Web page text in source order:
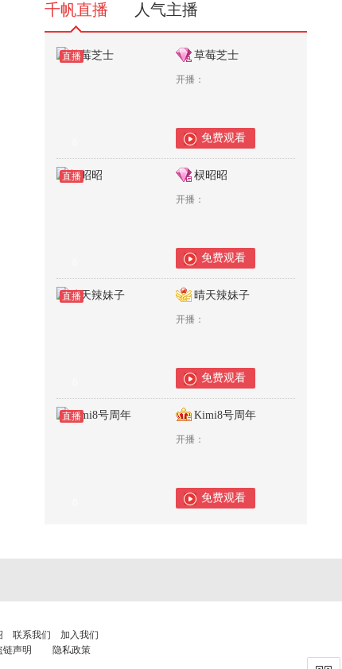
千帆直播 人气主播
直播 草莓芝士
开播：
免费观看
直播 棂昭昭
开播：
免费观看
直播 晴天辣妹子
开播：
免费观看
直播 Kimi8号周年
开播：
免费观看
联系我们
加入我们
链声明
隐私政策